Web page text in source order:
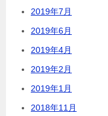
2019年7月
2019年6月
2019年4月
2019年2月
2019年1月
2018年11月